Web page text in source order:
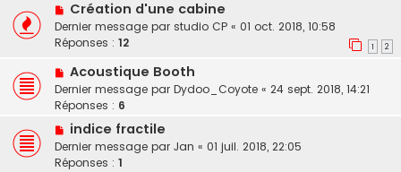
Création d'une cabine
Dernier message par studio CP « 01 oct. 2018, 10:58
Réponses : 12 1 2
Acoustique Booth
Dernier message par Dydoo_Coyote « 24 sept. 2018, 14:21
Réponses : 6
indice fractile
Dernier message par Jan « 01 juil. 2018, 22:05
Réponses : 1